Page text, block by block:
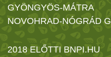
GYÖNGYÖS-MÁTRA
NOVOHRAD-NÓGRÁD
2018 ELŐTTI BNPI.HU